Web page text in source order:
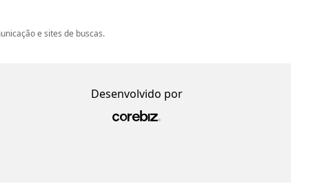
e sites de buscas.
Desenvolvido por